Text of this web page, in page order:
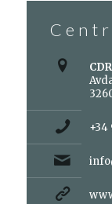
+34